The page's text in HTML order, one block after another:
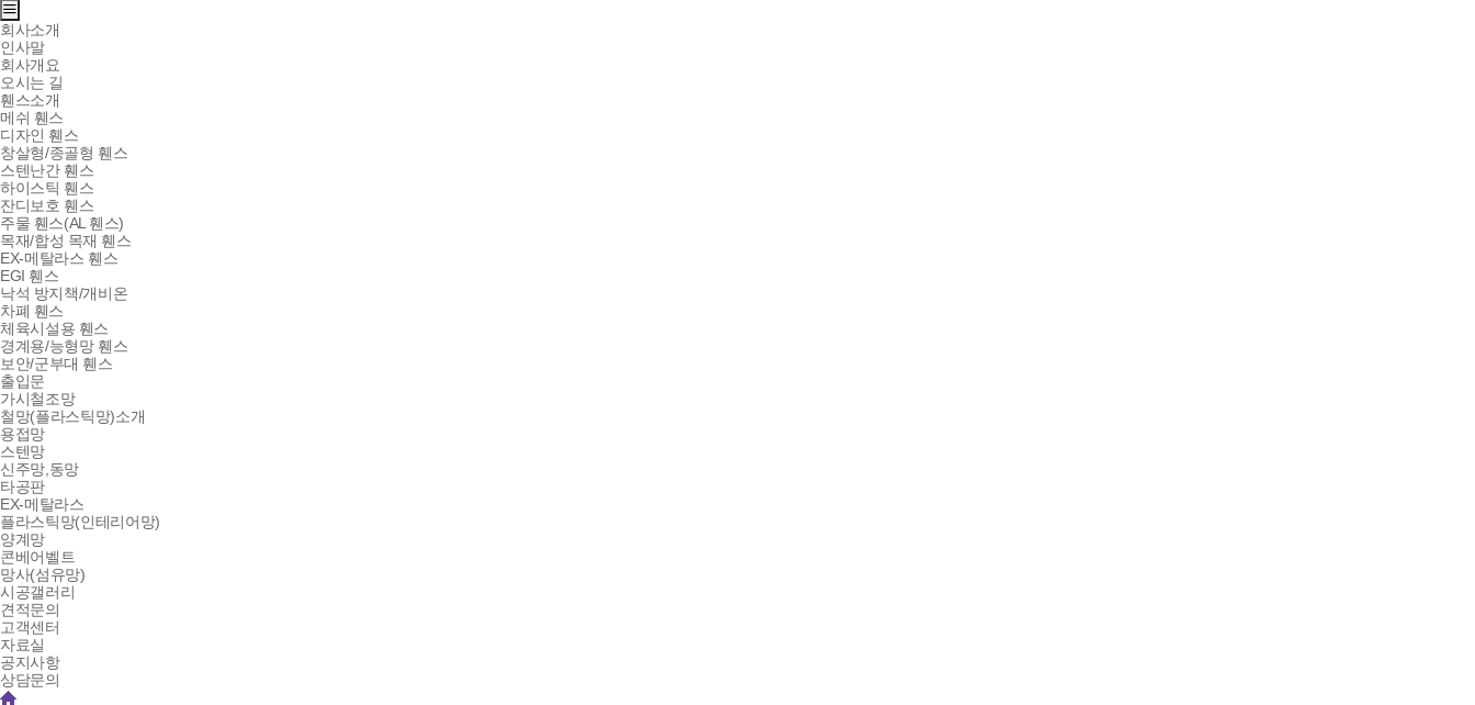
회사소개
인사말
회사개요
오시는 길
휀스소개
메쉬 휀스
디자인 휀스
창살형/종골형 휀스
스텐난간 휀스
하이스틱 휀스
잔디보호 휀스
주물 휀스(AL 휀스)
목재/합성 목재 휀스
EX-메탈라스 휀스
EGI 휀스
낙석 방지책/개비온
차폐 휀스
체육시설용 휀스
경계용/능형망 휀스
보안/군부대 휀스
출입문
가시철조망
철망(플라스틱망)소개
용접망
스텐망
신주망,동망
타공판
EX-메탈라스
플라스틱망(인테리어망)
양계망
콘베어벨트
망사(섬유망)
시공갤러리
견적문의
고객센터
자료실
공지사항
상담문의